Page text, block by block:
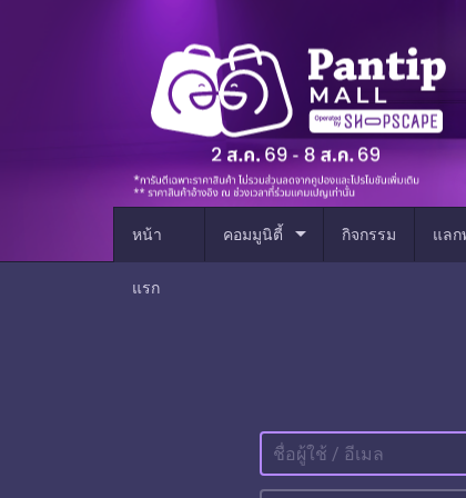
หน้า
แรก
คอมมูนิตี้ arrow_drop_down กิจกรรม แลก